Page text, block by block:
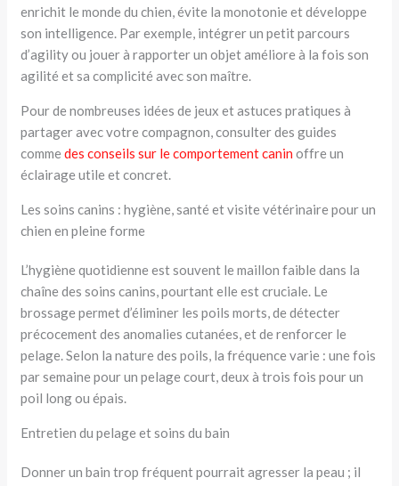
enrichit le monde du chien, évite la monotonie et développe
son intelligence. Par exemple, intégrer un petit parcours
d’agility ou jouer à rapporter un objet améliore à la fois son
agilité et sa complicité avec son maître.
Pour de nombreuses idées de jeux et astuces pratiques à
partager avec votre compagnon, consulter des guides
commedes conseils sur le comportement canin offre un
éclairage utile et concret.
Les soins canins : hygiène, santé et visite vétérinaire pour un
chien en pleine forme
L’hygiène quotidienne est souvent le maillon faible dans la
chaîne des soins canins, pourtant elle est cruciale. Le
brossage permet d’éliminer les poils morts, de détecter
précocement des anomalies cutanées, et de renforcer le
pelage. Selon la nature des poils, la fréquence varie : une fois
par semaine pour un pelage court, deux à trois fois pour un
poil long ou épais.
Entretien du pelage et soins du bain
Donner un bain trop fréquent pourrait agresser la peau ; il